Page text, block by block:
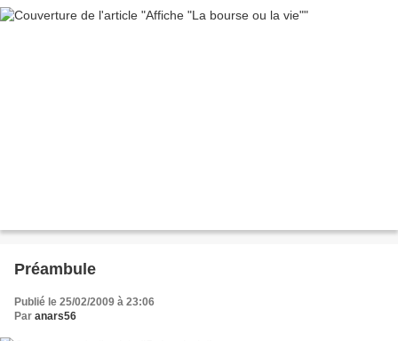
Préambule
Publié le 25/02/2009 à 23:06
Par anars56